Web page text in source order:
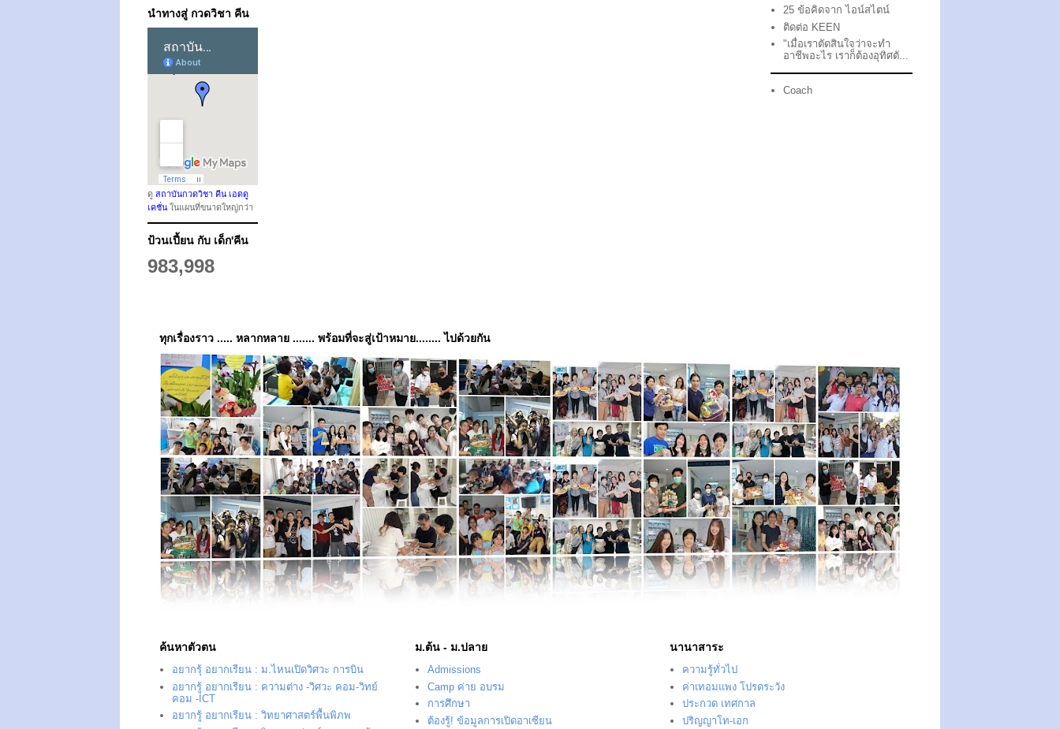
นำทางสู่ กวดวิชา คีน
ดู สถาบันกวดวิชา คีน เอดดู
เคชั่น ในแผนที่ขนาดใหญ่กว่า
ป้วนเปี้ยน กับ เด็ก'คีน
983,998
25 ข้อคิดจาก ไอน์สไตน์
ติดต่อ KEEN
"เมื่อเราตัดสินใจว่าจะทำ
อาชีพอะไร เราก็ต้องอุทิศตั...
Coach
ทุกเรื่องราว ..... หลากหลาย ....... พร้อมที่จะสู่เป้าหมาย........ ไปด้วยกัน
ค้นหาตัวตน
อยากรุ้ อยากเรียน : ม.ไหนเปิดวิศวะ การบิน
อยากรู้ อยากเรียน : ความต่าง -วิศวะ คอม-วิทย์
คอม -ICT
อยากรู้ อยากเรียน : วิทยาศาสตร์พื้นพิภพ
ม.ต้น - ม.ปลาย
Admissions
Camp ค่าย อบรม
การศึกษา
ต้องรู้! ข้อมูลการเปิดอาเซียน
นานาสาระ
ความรู้ทั่วไป
ค่าเทอมแพง โปรดระวัง
ประกวด เทศกาล
ปริญญาโท-เอก